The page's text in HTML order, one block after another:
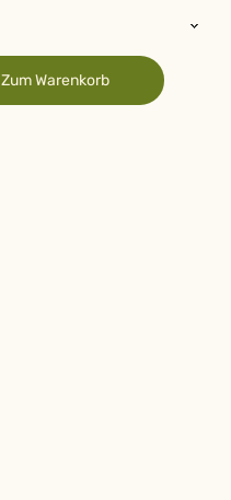
Zum Warenkorb